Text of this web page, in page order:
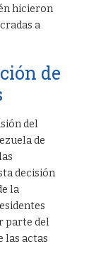
hicieron
a
de
del
de
decisión
la
parte del
las actas